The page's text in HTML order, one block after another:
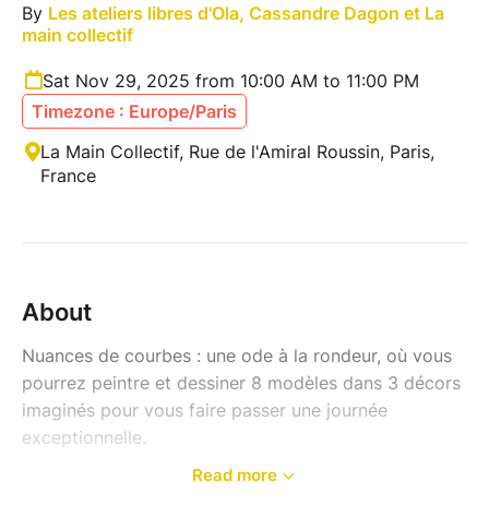
By Les ateliers libres d'Ola, Cassandre Dagon et La
main collectif
Sat Nov 29, 2025 from 10:00 AM to 11:00 PM
Timezone : Europe/Paris
La Main Collectif, Rue de l'Amiral Roussin, Paris,
France
About
Nuances de courbes : une ode à la rondeur, où vous
pourrez peintre et dessiner 8 modèles dans 3 décors
imaginés pour vous faire passer une journée
exceptionnelle.
Read more